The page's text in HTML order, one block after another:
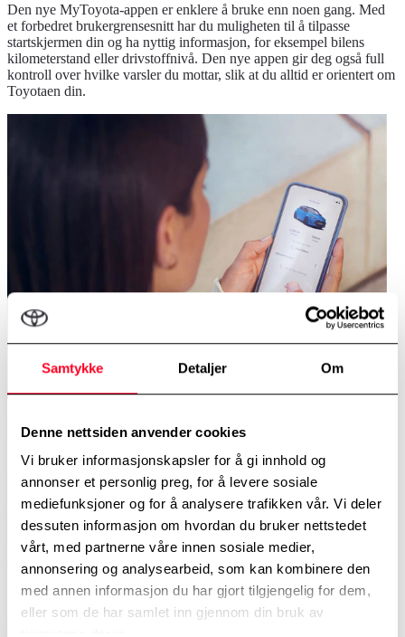
Samtykke Detaljer Om
Denne nettsiden anvender cookies
Vi bruker informasjonskapsler for å gi innhold og
annonser et personlig preg, for å levere sosiale
mediefunksjoner og for å analysere trafikken vår. Vi deler
dessuten informasjon om hvordan du bruker nettstedet
vårt, med partnerne våre innen sosiale medier,
annonsering og analysearbeid, som kan kombinere den
med annen informasjon du har gjort tilgjengelig for dem,
eller som de har samlet inn gjennom din bruk av
Den nye MyToyota-appen er enklere å bruke enn noen gang. Med
et forbedret brukergrensesnitt har du muligheten til å tilpasse
startskjermen din og ha nyttig informasjon, for eksempel bilens
kilometerstand eller drivstoffnivå. Den nye appen gir deg også full
kontroll over hvilke varsler du mottar, slik at du alltid er orientert om
Toyotaen din.
Fjernstyrte tjenester
Det har aldri vært enklere å administrere bilen din. Mange av bilens
innstillinger kan styres fra din smarttelefon. Du kan varme opp bilen
om vinteren eller kjøle den nedl om sommeren takket være fjernstyrt
klimanlegg. Du kan også sjekke om du har låst bilen din og du kan
fjernlåse eller låse opp bilen din fra telefonen. Dette og mer kan
styres gjennom MyToyota-appen.